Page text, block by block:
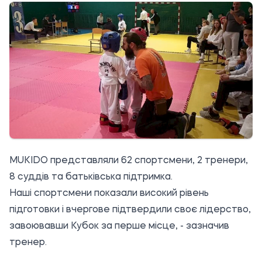
MUKIDO представляли 62 спортсмени, 2 тренери,
8 суддів та батьківська підтримка.
Наші спортсмени показали високий рівень
підготовки і вчергове підтвердили своє лідерство,
завоювавши Кубок за перше місце, - зазначив
тренер.